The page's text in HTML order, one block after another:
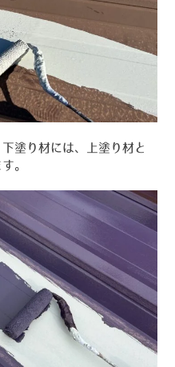
塗り材には、上塗り材と
。